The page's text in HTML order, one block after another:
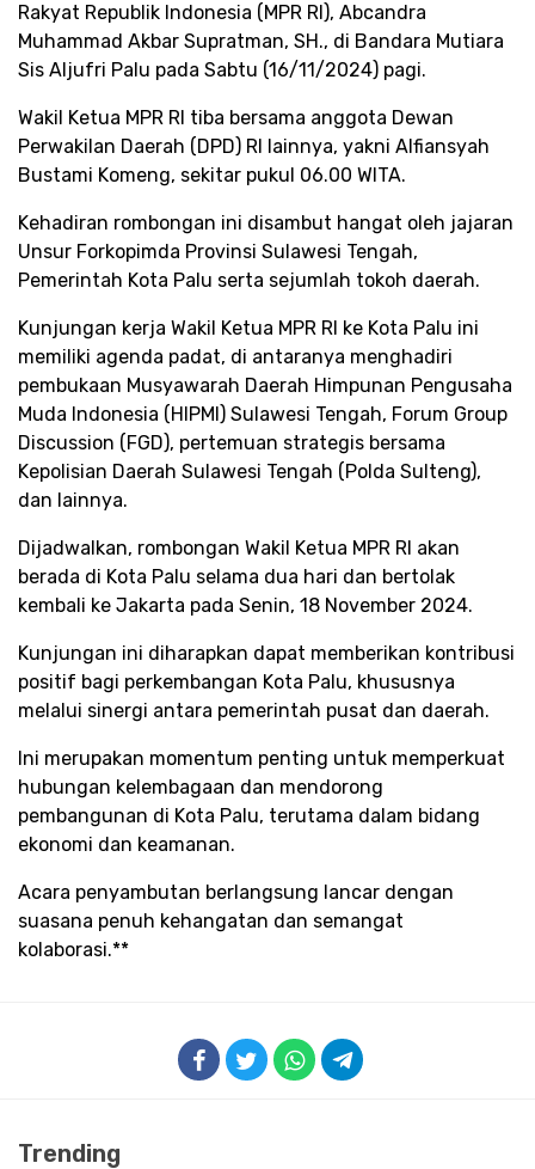
Rakyat Republik Indonesia (MPR RI), Abcandra
Muhammad Akbar Supratman, SH., di Bandara Mutiara
Sis Aljufri Palu pada Sabtu (16/11/2024) pagi.
Wakil Ketua MPR RI tiba bersama anggota Dewan
Perwakilan Daerah (DPD) RI lainnya, yakni Alfiansyah
Bustami Komeng, sekitar pukul 06.00 WITA.
Kehadiran rombongan ini disambut hangat oleh jajaran
Unsur Forkopimda Provinsi Sulawesi Tengah,
Pemerintah Kota Palu serta sejumlah tokoh daerah.
Kunjungan kerja Wakil Ketua MPR RI ke Kota Palu ini
memiliki agenda padat, di antaranya menghadiri
pembukaan Musyawarah Daerah Himpunan Pengusaha
Muda Indonesia (HIPMI) Sulawesi Tengah, Forum Group
Discussion (FGD), pertemuan strategis bersama
Kepolisian Daerah Sulawesi Tengah (Polda Sulteng),
dan lainnya.
Dijadwalkan, rombongan Wakil Ketua MPR RI akan
berada di Kota Palu selama dua hari dan bertolak
kembali ke Jakarta pada Senin, 18 November 2024.
Kunjungan ini diharapkan dapat memberikan kontribusi
positif bagi perkembangan Kota Palu, khususnya
melalui sinergi antara pemerintah pusat dan daerah.
Ini merupakan momentum penting untuk memperkuat
hubungan kelembagaan dan mendorong
pembangunan di Kota Palu, terutama dalam bidang
ekonomi dan keamanan.
Acara penyambutan berlangsung lancar dengan
suasana penuh kehangatan dan semangat
kolaborasi.**
Trending